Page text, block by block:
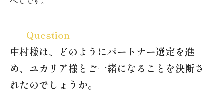
Question
中村様は、どのようにパートナー選定を進
め、ユカリア様とご一緒になることを決断さ
れたのでしょうか。